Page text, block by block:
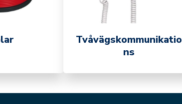
Tvåvägskommunikatio
ns